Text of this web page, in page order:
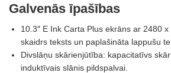
Galvenās īpašības
10.3″ E Ink Carta Plus ekrāns ar 2480
skaidrs teksts un paplašināta lappušu
Divslāņu skārienjūtība: kapacitatīvs
induktīvais slānis pildspalvai.